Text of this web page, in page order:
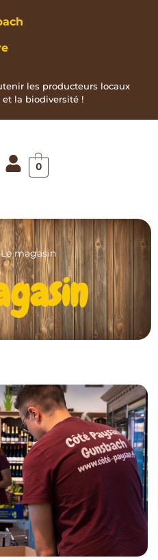
les producteurs locaux
la biodiversité !
0
Le magasin